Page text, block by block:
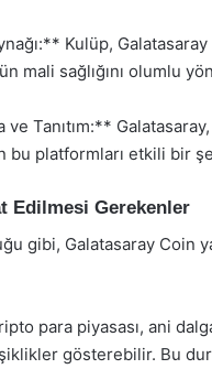
Kulüp,
mali sağlığını olumlu
Tanıtım:**
bu platformları etkili bir
Edilmesi Gerekenler
gibi, Galatasaray Coin
para piyasası, ani
gösterebilir. Bu